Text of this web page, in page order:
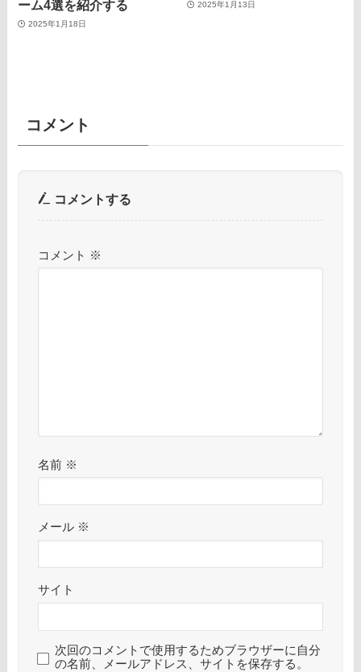
ーム4選を紹介する
2025年1月18日
2025年1月13日
コメント
コメントする
コメント ※
名前 ※
メール ※
サイト
次回のコメントで使用するためブラウザーに自分
の名前、メールアドレス、サイトを保存する。